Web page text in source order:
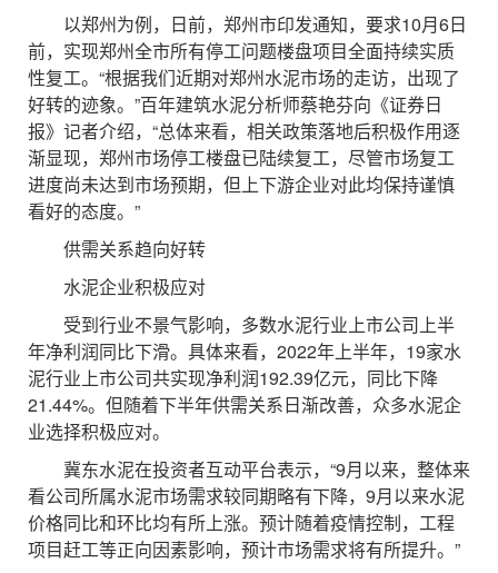
以郑州为例，日前，郑州市印发通知，要求10月6日
前，实现郑州全市所有停工问题楼盘项目全面持续实质
性复工。“根据我们近期对郑州水泥市场的走访，出现了
好转的迹象。”百年建筑水泥分析师蔡艳芬向《证券日
报》记者介绍，“总体来看，相关政策落地后积极作用逐
渐显现，郑州市场停工楼盘已陆续复工，尽管市场复工
进度尚未达到市场预期，但上下游企业对此均保持谨慎
看好的态度。”
供需关系趋向好转
水泥企业积极应对
受到行业不景气影响，多数水泥行业上市公司上半
年净利润同比下滑。具体来看，2022年上半年，19家水
泥行业上市公司共实现净利润192.39亿元，同比下降
21.44%。但随着下半年供需关系日渐改善，众多水泥企
业选择积极应对。
冀东水泥在投资者互动平台表示，“9月以来，整体来
看公司所属水泥市场需求较同期略有下降，9月以来水泥
价格同比和环比均有所上涨。预计随着疫情控制，工程
项目赶工等正向因素影响，预计市场需求将有所提升。”